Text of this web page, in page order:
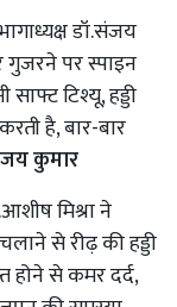
डॉ.संजय
गुजरने पर स्पाइन
टिश्यू, हड्डी
है, बार-बार
कुमार
मिश्रा ने
से रीढ़ की हड्डी
होने से कमर दर्द,